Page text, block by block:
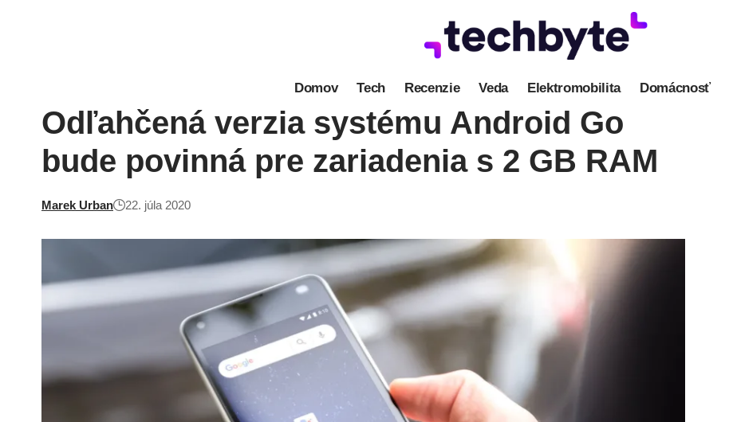
Domov Tech Recenzie Veda Elektromobilita Domácnosť
Odľahčená verzia systému Android Go
bude povinná pre zariadenia s 2 GB RAM
Marek Urban 22. júla 2020